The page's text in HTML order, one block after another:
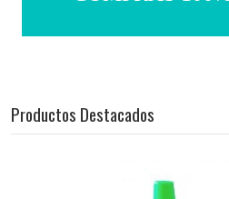
Productos Destacados